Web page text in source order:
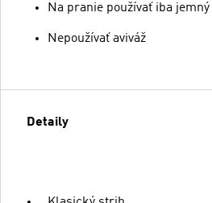
Na pranie používať iba
Nepoužívať aviváž
Detaily